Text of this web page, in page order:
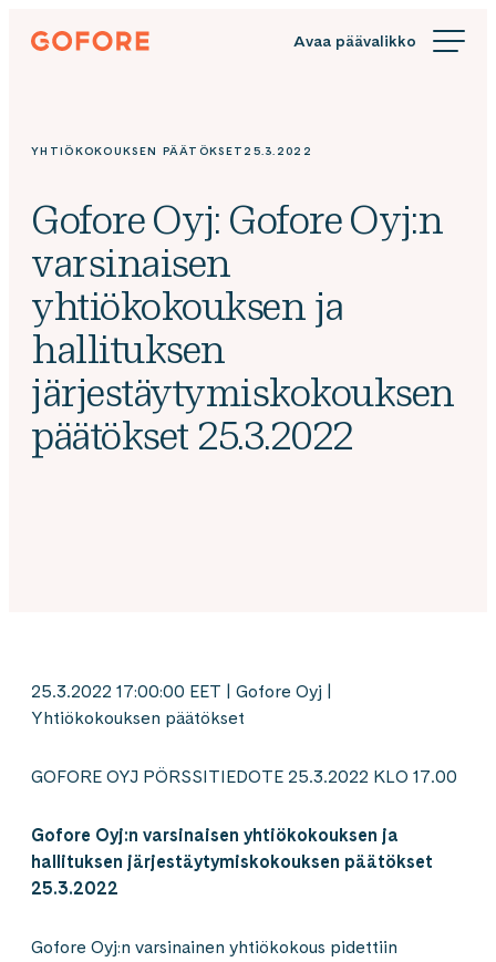
Siirry
suoraan
Gofore
knowledge
YHTIÖKOKOUKSEN PÄÄTÖKSET 25.3.2022
Gofore Oyj: Gofore Oyj:n
varsinaisen
yhtiökokouksen ja
hallituksen
järjestäytymiskokouksen
päätökset 25.3.2022
25.3.2022 17:00:00 EET | Gofore Oyj |
Yhtiökokouksen päätökset
GOFORE OYJ PÖRSSITIEDOTE 25.3.2022 KLO 17.00
Gofore Oyj:n varsinaisen yhtiökokouksen ja
hallituksen järjestäytymiskokouksen päätökset
25.3.2022
Gofore Oyj:n varsinainen yhtiökokous pidettiin